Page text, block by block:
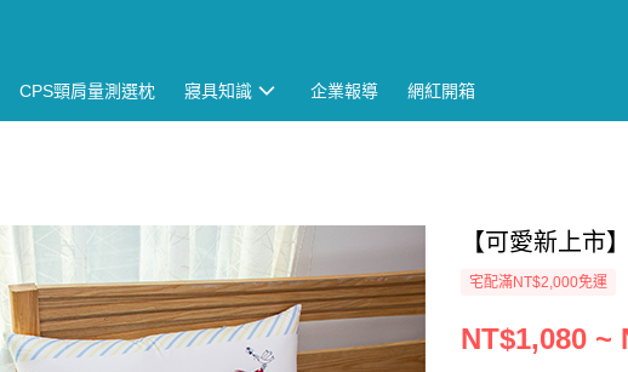
CPS頸肩量測選枕 寢具知識 企業報導 網紅開箱
【可愛新上市
宅配滿NT$2,000免運
NT$1,080 ~